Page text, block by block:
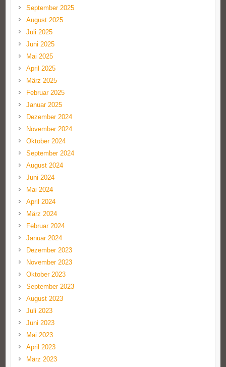
September 2025
August 2025
Juli 2025
Juni 2025
Mai 2025
April 2025
März 2025
Februar 2025
Januar 2025
Dezember 2024
November 2024
Oktober 2024
September 2024
August 2024
Juni 2024
Mai 2024
April 2024
März 2024
Februar 2024
Januar 2024
Dezember 2023
November 2023
Oktober 2023
September 2023
August 2023
Juli 2023
Juni 2023
Mai 2023
April 2023
März 2023